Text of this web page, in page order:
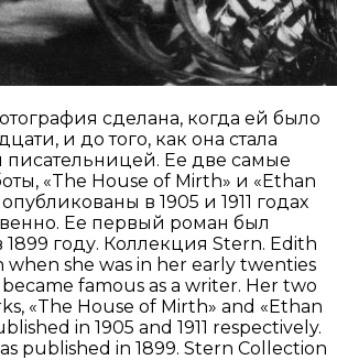
сделана, когда ей было
и до того, как она стала
писательницей. Ее две самые
«The House of Mirth» и «Ethan
в 1905 и 1911 годах
Ее первый роман был
году. Коллекция Stern. Edith
she was in her early twenties
famous as a writer. Her two
«The House of Mirth» and «Ethan
in 1905 and 1911 respectively.
published in 1899. Stern Collection